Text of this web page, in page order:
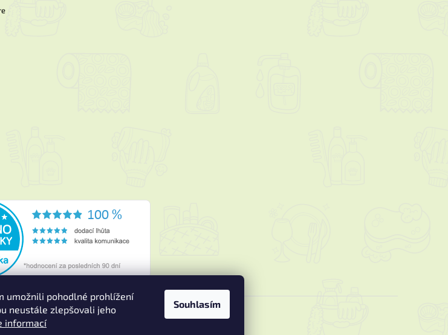
umožnili pohodlné prohlížení
neustále zlepšovali jeho
informací
Souhlasím